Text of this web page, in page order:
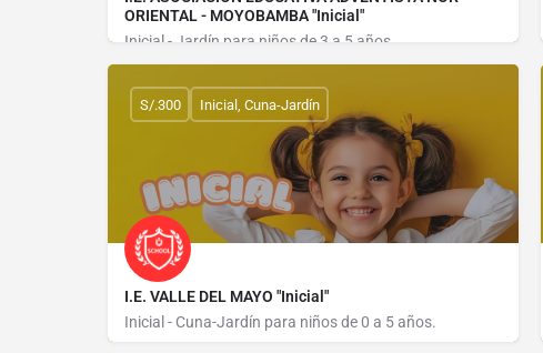
ORIENTAL - MOYOBAMBA "Inicial"
Inicial - Jardín para niños de 3 a 5 años.
I.E. VALLE DEL MAYO "Inicial"
Inicial - Cuna-Jardín para niños de 0 a 5 años.
S/.300 Inicial, Cuna-Jardín